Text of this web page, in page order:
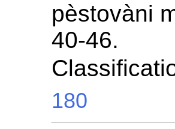
pèstovàni
40-46.
180